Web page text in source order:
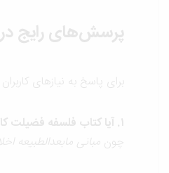
پرسش‌های رایج
برای پاسخ به نیازهای
۱. آیا کتاب فلسفه فضیلت کانت برای مبتدیان مناسب است؟
چون مبانی مابعدالطبیعه